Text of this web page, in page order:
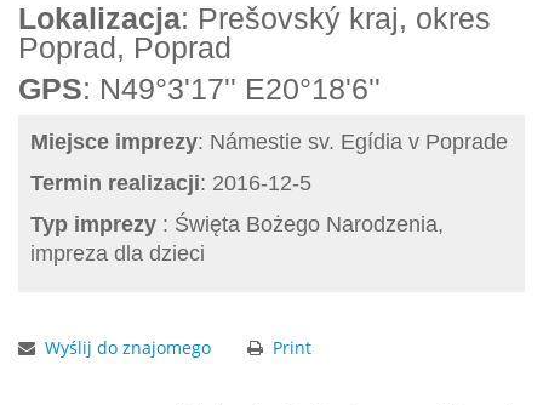
Lokalizacja: Prešovský kraj, okres
Poprad, Poprad
GPS: N49°3'17'' E20°18'6''
Miejsce imprezy: Námestie sv. Egídia v Poprade
Termin realizacji: 2016-12-5
Typ imprezy : Święta Bożego Narodzenia,
impreza dla dzieci
Wyślij do znajomego Print